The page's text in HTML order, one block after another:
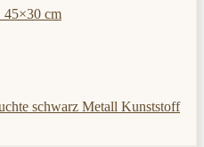
45×30 cm
schwarz Metall Kunststoff